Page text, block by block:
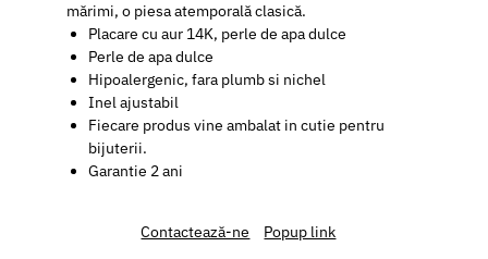
mărimi, o piesa atemporală clasică.
Placare cu aur 14K, perle de apa dulce
Perle de apa dulce
Hipoalergenic, fara plumb si nichel
Inel ajustabil
Fiecare produs vine ambalat in cutie pentru
bijuterii.
Garantie 2 ani
Contactează-ne Popup link